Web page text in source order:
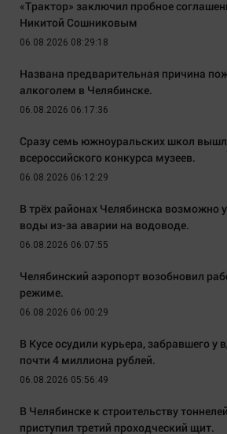
«Трактор» заключил пробное
Никитой Сошниковым
06.08.2026 08:29:18
Названа предварительная причина
алкоголем в Челябинске.
06.08.2026 06:17:36
Сразу семь южноуральских школ
всероссийского конкурса музеев.
06.08.2026 06:12:29
В трёх районах Челябинска возможно
воды из-за аварии на водоводе.
06.08.2026 06:07:55
Челябинский аэропорт возобновил
режиме.
06.08.2026 06:00:29
В Кусе осудили курьера, забравшего
почти 4 миллиона рублей.
06.08.2026 05:56:49
В Челябинске к строительству
приступил третий проходческий щит.